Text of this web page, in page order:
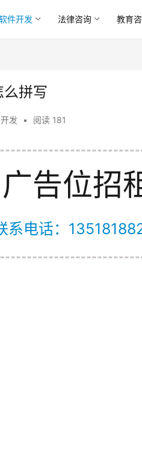
件开发 法律咨询 教育
拼写
发 • 阅读 181
广告位招
系电话：